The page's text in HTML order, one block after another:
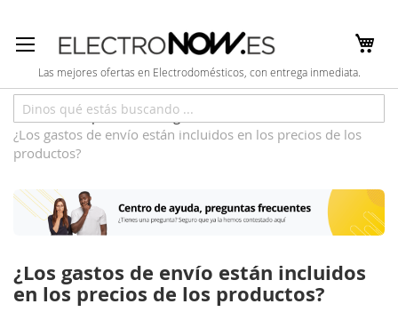
al
contenido
Las mejores ofertas en Electrodomésticos, con entrega inmediata.
Centro de Soporte
Preguntas frecuentes
¿Los gastos de envío están incluidos en los precios de los
productos?
¿Los gastos de envío están incluidos
en los precios de los productos?